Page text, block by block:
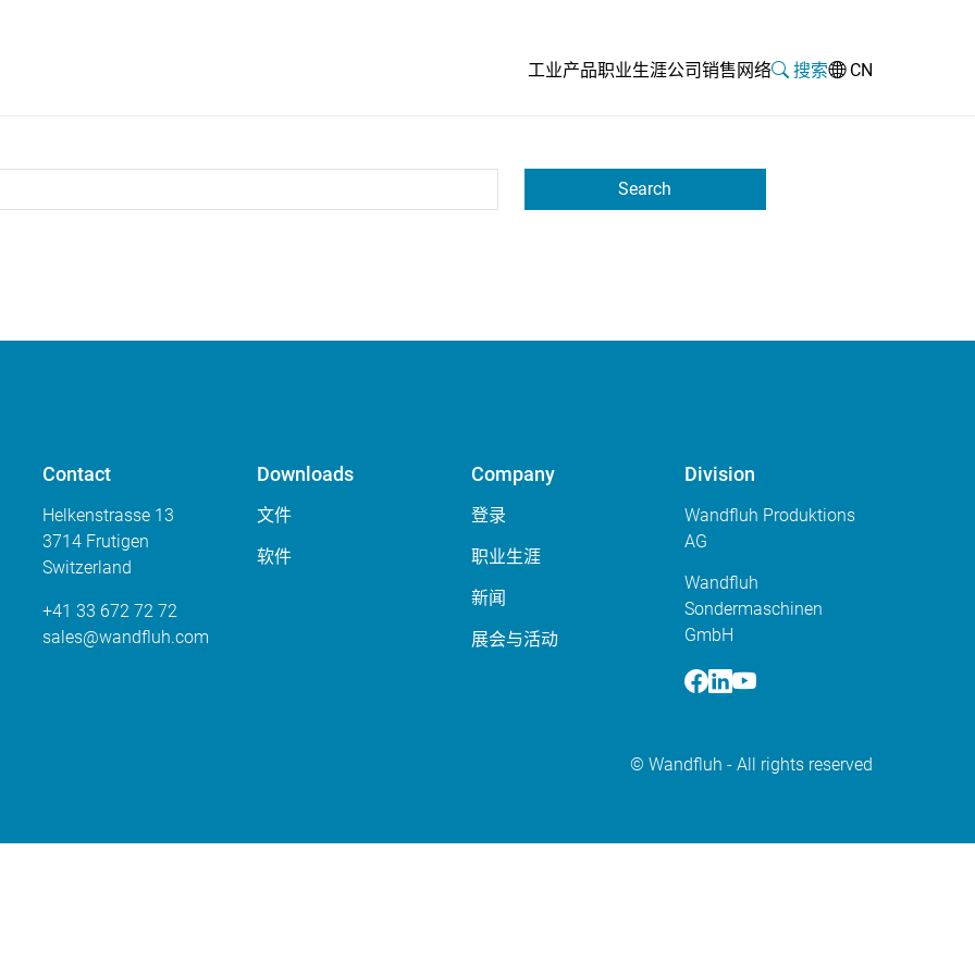
工业产品职业生涯公司销售网络 搜索 CN
Search
Contact
Helkenstrasse 13
3714 Frutigen
Switzerland
+41 33 672 72 72
sales
wandfluh com
Downloads
文件
软件
Company
登录
职业生涯
新闻
展会与活动
Division
Wandfluh Produktions
AG
Wandfluh
Sondermaschinen
GmbH
Facebook
Linkedin
Youtube
© Wandfluh - All rights reserved